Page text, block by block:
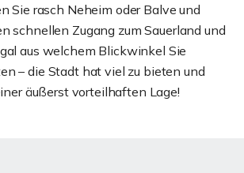
Sie rasch Neheim oder Balve und
schnellen Zugang zum Sauerland und
aus welchem Blickwinkel Sie
– die Stadt hat viel zu bieten und
äußerst vorteilhaften Lage!